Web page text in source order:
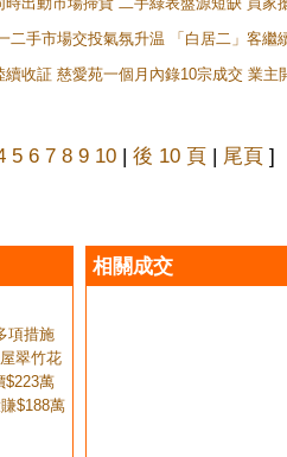
二手市場交投氣氛升温 「白居二」客
收証 慈愛苑一個月內錄10宗成交 業
5 6 7 8 9 10 | 後 10 頁 | 尾頁 ]
項措施
翠竹花
$223萬
$188萬
相關成交